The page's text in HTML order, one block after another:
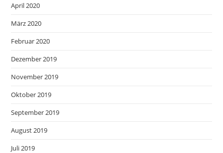
April 2020
März 2020
Februar 2020
Dezember 2019
November 2019
Oktober 2019
September 2019
August 2019
Juli 2019